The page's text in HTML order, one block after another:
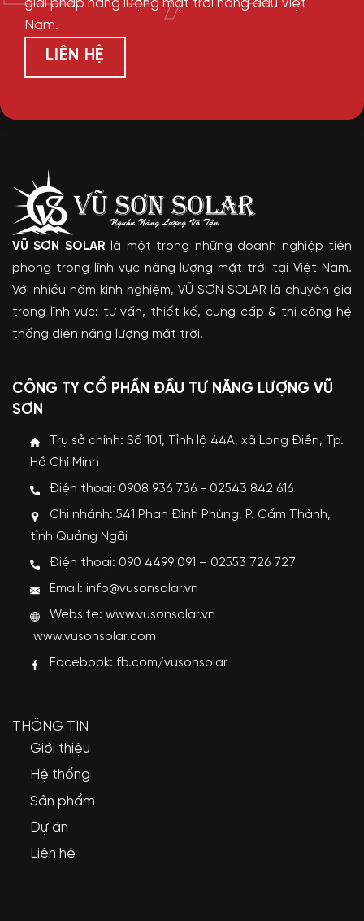
giải pháp năng lượng mặt trời hàng đầu Việt
Nam.
LIÊN HỆ
VŨ SƠN SOLAR là một trong những doanh nghiệp tiên
phong trong lĩnh vực năng lượng mặt trời tại Việt Nam.
Với nhiều năm kinh nghiệm, VŨ SƠN SOLAR là chuyên gia
trong lĩnh vực: tư vấn, thiết kế, cung cấp & thi công hệ
thống điện năng lượng mặt trời.
CÔNG TY CỔ PHẦN ĐẦU TƯ NĂNG LƯỢNG VŨ
SƠN
Trụ sở chính: Số 101, Tỉnh lộ 44A, xã Long Điền, Tp.
Hồ Chí Minh
Điện thoại: 0908 936 736 - 02543 842 616
Chi nhánh: 541 Phan Đình Phùng, P. Cẩm Thành,
tỉnh Quảng Ngãi
Điện thoại: 090 4499 091 – 02553 726 727
Email: info@vusonsolar.vn
Website:www.vusonsolar.vn
www.vusonsolar.com
Facebook: fb.com/vusonsolar
THÔNG TIN
Giới thiệu
Hệ thống
Sản phẩm
Dự án
Liên hệ